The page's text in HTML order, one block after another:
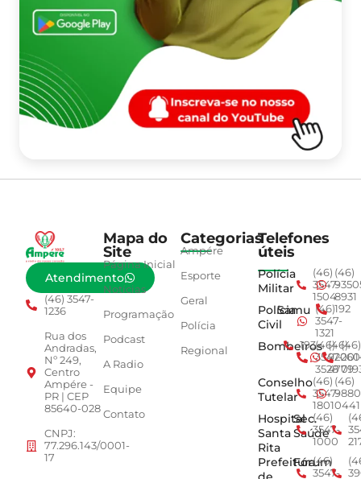
Atendimento
(46) 3547-
1236
Rua dos
Andradas,
Nº 249,
Centro
Ampére -
PR | CEP
85640-028
CNPJ:
77.296.143/0001-
17
Mapa do
Site
Página Inicial
Notícias
Programação
Podcast
A Radio
Equipe
Contato
Categorias
Ampére
Esporte
Geral
Polícia
Regional
Telefones
úteis
Polícia
Militar
(46)
3547-
1504
(46)
8931
Polícia
Civil
Samu (46)
3547-
1321
192
Bombeiros
193(46)
3547-
3528
(46)
4779
(46)
Conselho
Tutelar
(46)
3547-
1801
(46)
0441
Hospital
Santa
Rita
Sec.
Saúde
(46)
3547-
1000
Prefeitura
Fórum
(46)
3547-